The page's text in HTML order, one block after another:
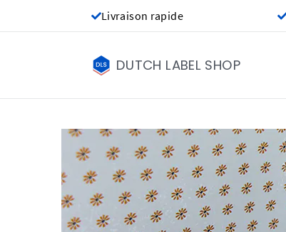
Livraison rapide
DUTCH LABEL SHOP